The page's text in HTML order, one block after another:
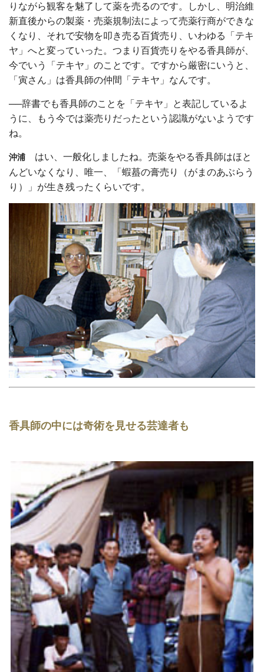
りながら観客を魅了して薬を売るのです。しかし、明治維
新直後からの製薬・売薬規制法によって売薬行商ができな
くなり、それで安物を叩き売る百貨売り、いわゆる「テキ
ヤ」へと変っていった。つまり百貨売りをやる香具師が、
今でいう「テキヤ」のことです。ですから厳密にいうと、
「寅さん」は香具師の仲間「テキヤ」なんです。
──辞書でも香具師のことを「テキヤ」と表記しているよ
うに、もう今では薬売りだったという認識がないようです
ね。
沖浦 はい、一般化しましたね。売薬をやる香具師はほと
んどいなくなり、唯一、「蝦蟇の膏売り（がまのあぶらう
り）」が生き残ったくらいです。
香具師の中には奇術を見せる芸達者も